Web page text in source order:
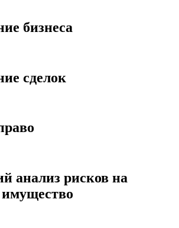
бизнеса
сделок
анализ рисков на